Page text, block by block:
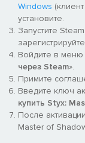
Windows
установите.
Запустите
Войдите в меню
через Steam».
Примите
Введите ключ
купить Styx:
После
Master of